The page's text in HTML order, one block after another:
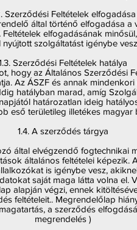
Szerződési Feltételek elfogadása
által történő elfogadása a
elfogadásának
nyújtott szolgáltatást igénybe
Szerződési Feltételek hatálya
hogy az Általános Szerződési
Az ÁSZF és annak
hatályban marad, amíg
határozatlan ideig
eső területileg illetékes magyar
1.4. A szerződés tárgya
által elvégzendő fogtechnikai
általános feltételei képezik.
is igénybe vesz,
saját maga látta volna el.
alapján végzi, ennek
feltételeit.. Megrendelőlap
a szerződés
megrendelés )